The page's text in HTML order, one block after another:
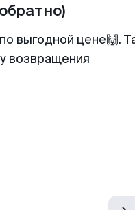
выгодной цене🙌.
возвращения